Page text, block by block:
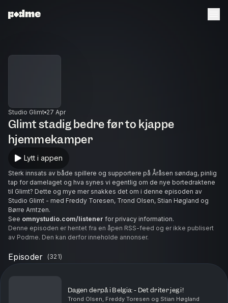
Studio Glimt 27 Apr
Glimt stadig bedre før to kjappe
hjemmekamper
Lytt i appen
Sterk innsats av både spillere og supportere på Åråsen søndag, pinlig
tap for damelaget og hva synes vi egentlig om de nye bortedraktene
til Glimt? Dette og mye mer snakkes det om i denne episoden av
Studio Glimt - med Freddy Toresen, Trond Olsen, Stian Høgland og
Børre Arntzen.
See omnystudio.com/listener for privacy information.
Denne episoden er hentet fra en åpen RSS-feed og er ikke publisert
av Podme. Den kan derfor inneholde annonser.
Episoder (321)
Dagen derpå i Belgia: - Det driter jeg i!
Trond Olsen, Freddy Toresen og Stian Høgland